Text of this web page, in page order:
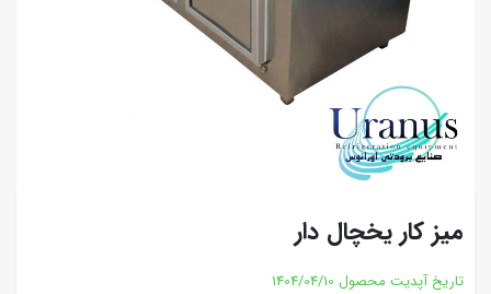
میز کار یخچال دار
تاریخ آپدیت محصول 1404/04/10